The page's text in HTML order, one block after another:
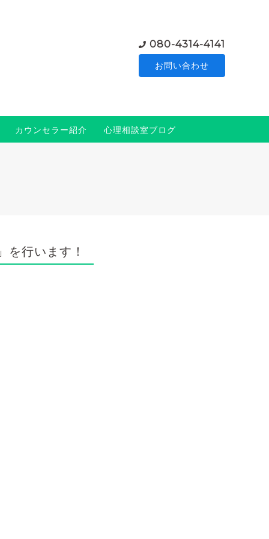
080-4314-4141
お問い合わせ
カウンセラー紹介 心理相談室ブログ
を行います！